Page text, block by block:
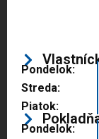
Pondelok:
Streda:
Piatok:
Pondelok: